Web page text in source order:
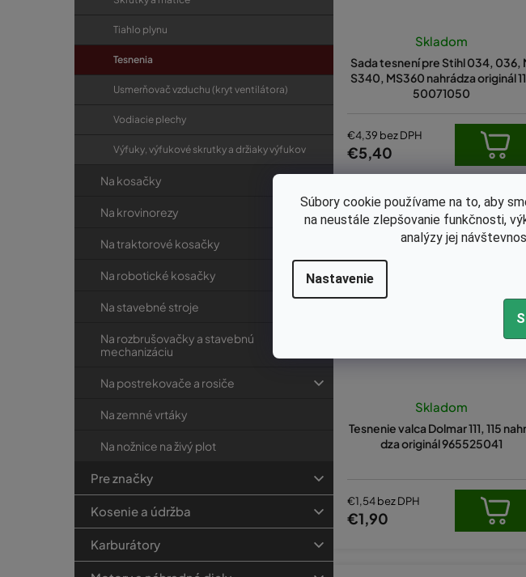
Súbory cookie používame na to, aby
na neustále zlepšovanie funkčnosti,
analýzy jej
Nastavenie
Tiahlo plynu
Tesnenia
Usmerňovač vzduchu (kryt ventilátora)
Vodiacie plechy
Výfuky, výfukové skrutky a držiaky výfukov
Na kosačky
Na krovinorezy
Na traktorové kosačky
Na robotické kosačky
Na stavebné stroje
Na rozbrušovačky a stavebnú
mechanizáciu
Na postrekovače a rosiče
Na zemné vrtáky
Na nožnice na živý plot
Pre značky
Kosenie a údržba
Karburátory
Sada tesnení pre Stihl 034, 036,
S340, MS360 nahrádza originál
50071050
Skladom
€4,39 bez DPH
€5,40
Tesnenie valca Dolmar 111, 115
dza originál 965525041
Skladom
€1,54 bez DPH
€1,90
Kód:KB-8314